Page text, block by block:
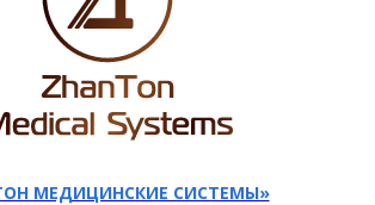
МЕДИЦИНСКИЕ СИСТЕМЫ»